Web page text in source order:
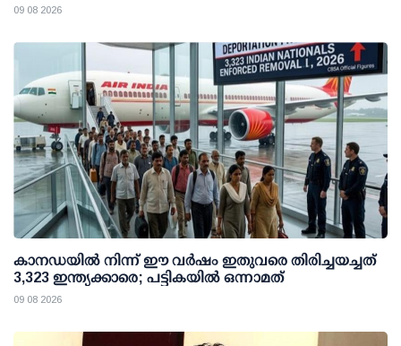
09 08 2026
കാനഡയിൽ നിന്ന് ഈ വർഷം ഇതുവരെ തിരിച്ചയച്ചത്
3,323 ഇന്ത്യക്കാരെ; പട്ടികയിൽ ഒന്നാമത്
09 08 2026